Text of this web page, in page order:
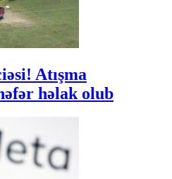
Atışma
həlak olub